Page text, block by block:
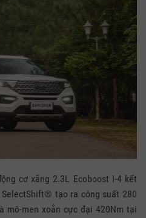
cơ xăng 2.3L Ecoboost I-4 kết
tạo ra công suất 280
mô-men xoắn cực đại 420Nm tại